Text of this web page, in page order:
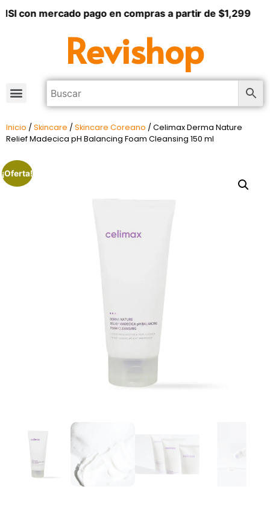
con mercado pago en compras a partir de $1,299
Revishop
Inicio / Skincare / Skincare Coreano / Celimax Derma Nature
Relief Madecica pH Balancing Foam Cleansing 150 ml
¡Oferta!